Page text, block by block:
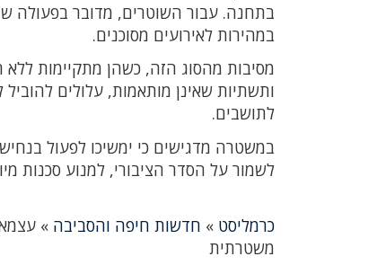
בתחנה. עבור השוטרים, מדובר בפעולה
במהירות לאירועים מסוכנים.
מסיבות מהסוג הזה, כשהן מתקיימות ללא
ותשתיות שאינן מותאמות, עלולים
לתושבים.
במשטרה מדגישים כי ימשיכו לפעול
לשמור על הסדר הציבורי, למנוע סכנות
כרמליסט » חדשות חיפה והסביבה »
משטרתית